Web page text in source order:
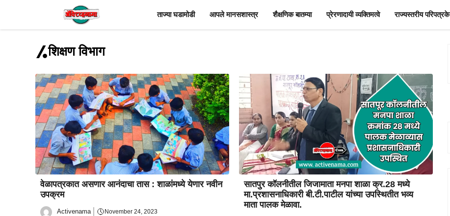
content
ताज्या घडामोडी आपले मानसशास्त्र शैक्षणिक बातम्या प्रेरणादायी व्यक्तिमत्वे राज्यस्तरीय परिपत्रके
शिक्षण विभाग
वेळापत्रकात असणार आनंदाचा तास : शाळांमध्ये येणार नवीन
उपक्रम
Activenama November 24, 2023
सातपुर कॉलनीतील जिजामाता मनपा शाळा क्र.28 मध्ये
मा.प्रशासनाधिकारी बी.टी.पाटील यांच्या उपस्थितीत भव्य
माता पालक मेळावा.